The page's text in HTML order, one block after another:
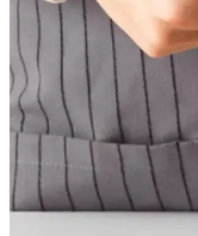
Genel Markalar
Makası
Genel Markalar küçük
makası arasındaki
seçin, dayanıklılık ve
IKEA Sarı 16 Cm
Kullanışlı Mutfak